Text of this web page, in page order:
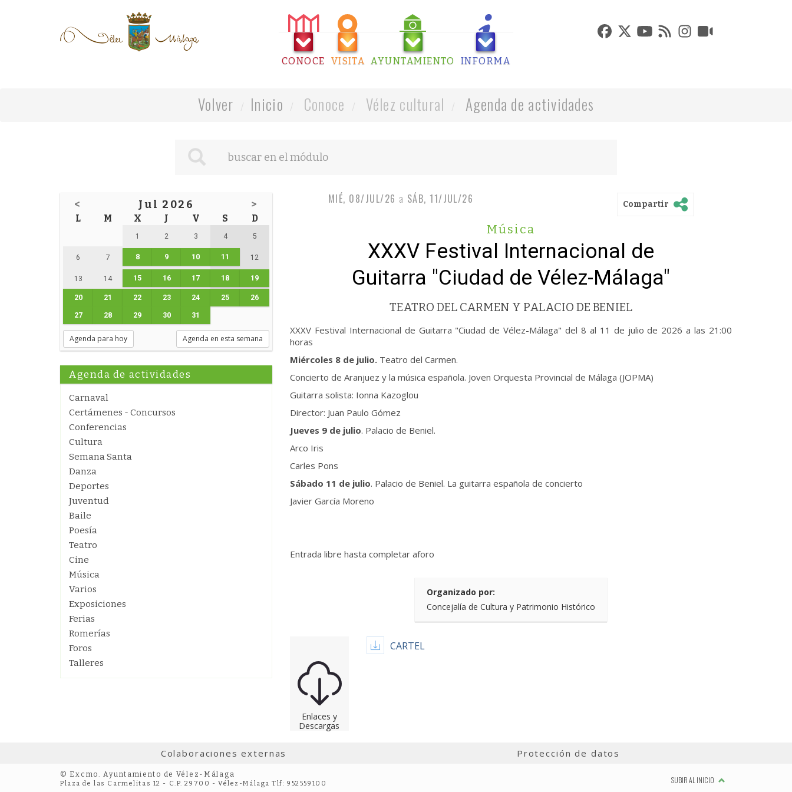
CONOCE VISITA AYUNTAMIENTO INFORMA
Volver Inicio Conoce Vélez cultural Agenda de actividades
< Jul 2026 >
L M X J V S D
1 2 3 4 5
6 7 8 9 10 11 12
13 14 15 16 17 18 19
20 21 22 23 24 25 26
27 28 29 30 31
Agenda para hoy Agenda en esta semana
Agenda de actividades
Carnaval
Certámenes - Concursos
Conferencias
Cultura
Semana Santa
Danza
Deportes
Juventud
Baile
Poesía
Teatro
Cine
Música
Varios
Exposiciones
Ferias
Romerías
Foros
Talleres
MIÉ, 08/JUL/26 a SÁB, 11/JUL/26 Compartir
Música
XXXV Festival Internacional de
Guitarra "Ciudad de Vélez-Málaga"
TEATRO DEL CARMEN Y PALACIO DE BENIEL
XXXV Festival Internacional de Guitarra "Ciudad de Vélez-Málaga" del 8 al 11 de julio de 2026 a las 21:00
horas
Miércoles 8 de julio. Teatro del Carmen.
Concierto de Aranjuez y la música española. Joven Orquesta Provincial de Málaga (JOPMA)
Guitarra solista: Ionna Kazoglou
Director: Juan Paulo Gómez
Jueves 9 de julio. Palacio de Beniel.
Arco Iris
Carles Pons
Sábado 11 de julio. Palacio de Beniel. La guitarra española de concierto
Javier García Moreno
Entrada libre hasta completar aforo
Organizado por:
Concejalía de Cultura y Patrimonio Histórico
Enlaces y
Descargas
CARTEL
Colaboraciones externas Protección de datos
© Excmo. Ayuntamiento de Vélez-Málaga
Plaza de las Carmelitas 12 - C.P. 29700 - Vélez-Málaga Tlf: 952559100 SUBIR AL INICIO